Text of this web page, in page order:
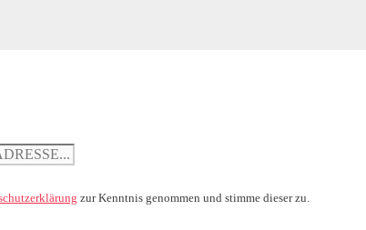
zur Kenntnis genommen und stimme dieser zu.